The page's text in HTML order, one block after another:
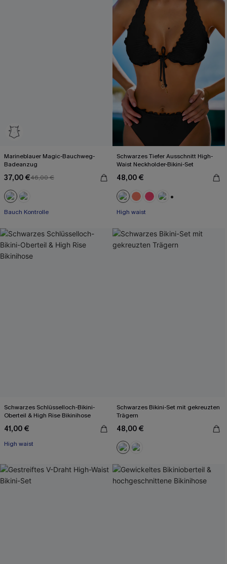
Marineblauer Magic-Bauchweg-
Badeanzug
37,00 €46,00 €
Bauch Kontrolle
Schwarzes Tiefer Ausschnitt High-
Waist Neckholder-Bikini-Set
48,00 €
High waist
Schwarzes Schlüsselloch-Bikini-
Oberteil & High Rise Bikinihose
41,00 €
High waist
Schwarzes Bikini-Set mit gekreuzten
Trägern
48,00 €